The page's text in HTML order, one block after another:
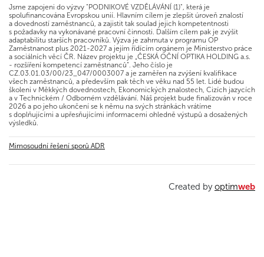
Jsme zapojeni do výzvy "PODNIKOVÉ VZDĚLÁVÁNÍ (1)", která je
spolufinancována Evropskou unií. Hlavním cílem je zlepšit úroveň znalostí
a dovedností zaměstnanců, a zajistit tak soulad jejich kompetentnosti
s požadavky na vykonávané pracovní činnosti. Dalším cílem pak je zvýšit
adaptabilitu starších pracovníků. Výzva je zahrnuta v programu OP
Zaměstnanost plus 2021-2027 a jejím řídícím orgánem je Ministerstvo práce
a sociálních věcí ČR. Název projektu je „ČESKÁ OČNÍ OPTIKA HOLDING a.s.
- rozšíření kompetencí zaměstnanců“. Jeho číslo je
CZ.03.01.03/00/23_047/0003007 a je zaměřen na zvýšení kvalifikace
všech zaměstnanců, a především pak těch ve věku nad 55 let. Lidé budou
školeni v Měkkých dovednostech, Ekonomických znalostech, Cizích jazycích
a v Technickém / Odborném vzdělávání. Náš projekt bude finalizován v roce
2026 a po jeho ukončení se k němu na svých stránkách vrátíme
s doplňujícími a upřesňujícími informacemi ohledně výstupů a dosažených
výsledků.
Mimosoudní řešení sporů ADR
Created byoptimweb